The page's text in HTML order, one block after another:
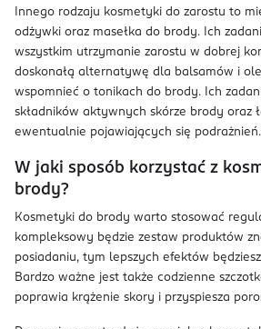
Innego rodzaju kosmetyki do zarostu to
odżywki oraz masełka do brody. Ich
wszystkim utrzymanie zarostu w dobrej
doskonałą alternatywę dla balsamów i
wspomnieć o tonikach do brody. Ich
składników aktywnych skórze brody oraz
ewentualnie pojawiających się podrażnień.
W jaki sposób korzystać z
brody?
Kosmetyki do brody warto stosować
kompleksowy będzie zestaw produktów
posiadaniu, tym lepszych efektów
Bardzo ważne jest także codzienne
poprawia krążenie skory i przyspiesza